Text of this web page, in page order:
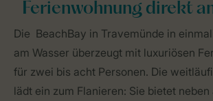
Ferienwohnung direkt
Die BeachBay in Travemünde in
am Wasser überzeugt mit luxuriösen
für zwei bis acht Personen. Die
lädt ein zum Flanieren: Sie bietet